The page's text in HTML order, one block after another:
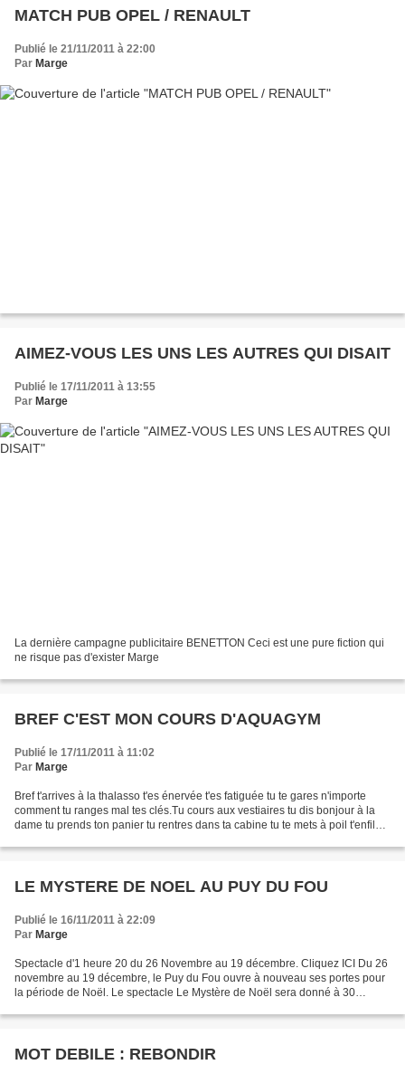
MATCH PUB OPEL / RENAULT
Publié le 21/11/2011 à 22:00
Par Marge
AIMEZ-VOUS LES UNS LES AUTRES QUI DISAIT
Publié le 17/11/2011 à 13:55
Par Marge
La dernière campagne publicitaire BENETTON Ceci est une pure fiction qui
ne risque pas d'exister Marge
BREF C'EST MON COURS D'AQUAGYM
Publié le 17/11/2011 à 11:02
Par Marge
Bref t'arrives à la thalasso t'es énervée t'es fatiguée tu te gares n'importe
comment tu ranges mal tes clés.Tu cours aux vestiaires tu dis bonjour à la
dame tu prends ton panier tu rentres dans ta cabine tu te mets à poil t'enfiles
LE MYSTERE DE NOEL AU PUY DU FOU
Publié le 16/11/2011 à 22:09
Par Marge
Spectacle d'1 heure 20 du 26 Novembre au 19 décembre. Cliquez ICI Du 26
novembre au 19 décembre, le Puy du Fou ouvre à nouveau ses portes pour
la période de Noël. Le spectacle Le Mystère de Noël sera donné à 30
MOT DEBILE : REBONDIR